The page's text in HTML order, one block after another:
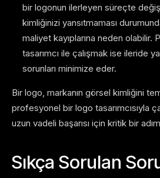
bir logonun ilerleyen süreçte
kimliğinizi yansıtmaması
maliyet kayıplarına neden olabilir.
tasarımcı ile çalışmak ise ileride
sorunları minimize eder.
Bir logo, markanın görsel kimliğini
profesyonel bir logo tasarımcısıyla
uzun vadeli başarısı için kritik bir
Sıkça Sorulan